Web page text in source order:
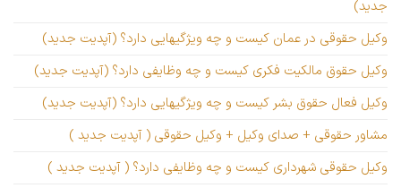
جدید)
وکیل حقوقی در عمان کیست و چه ویژگیهایی دارد؟ (آپدیت جدید)
وکیل حقوق مالکیت فکری کیست و چه وظایفی دارد؟ (آپدیت جدید)
وکیل فعال حقوق بشر کیست و چه ویژگیهایی دارد؟ (آپدیت جدید)
مشاور حقوقی + صدای وکیل + وکیل حقوقی ( آپدیت جدید )
وکیل حقوقی شهرداری کیست و چه وظایفی دارد؟ ( آپدیت جدید )